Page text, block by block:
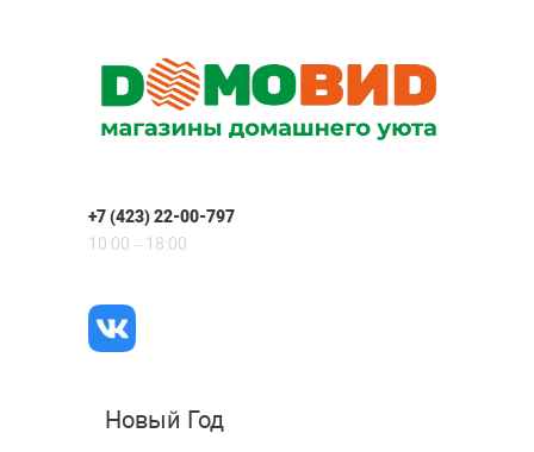
+7 (423) 22-00-797
10:00 – 18:00
Новый Год